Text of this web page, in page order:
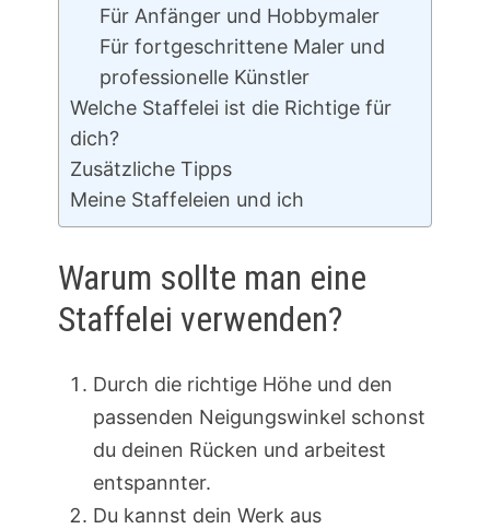
Für Anfänger und Hobbymaler
Für fortgeschrittene Maler und
professionelle Künstler
Welche Staffelei ist die Richtige für
dich?
Zusätzliche Tipps
Meine Staffeleien und ich
Warum sollte man eine
Staffelei verwenden?
Durch die richtige Höhe und den
passenden Neigungswinkel schonst
du deinen Rücken und arbeitest
entspannter.
Du kannst dein Werk aus